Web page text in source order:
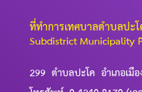
ที่ทำการเทศบาลตำบลปะ
Subdistrict Municipality
299 ตำบลปะโค อำเภอเ